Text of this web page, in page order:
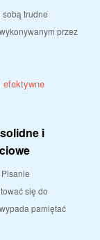
sobą trudne
przez
i
się do
pamiętać